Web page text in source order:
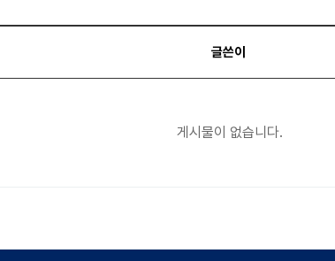
글쓴이
게시물이 없습니다.